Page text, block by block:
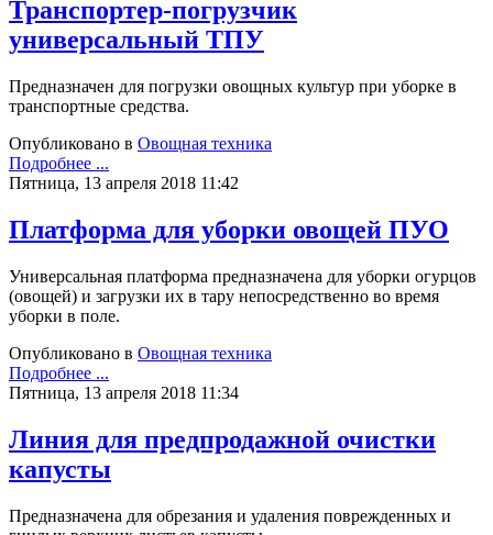
Транспортер-погрузчик
универсальный ТПУ
Предназначен для погрузки овощных культур при уборке в
транспортные средства.
Опубликовано в Овощная техника
Подробнее ...
Пятница, 13 апреля 2018 11:42
Платформа для уборки овощей ПУО
Универсальная платформа предназначена для уборки огурцов
(овощей) и загрузки их в тару непосредственно во время
уборки в поле.
Опубликовано в Овощная техника
Подробнее ...
Пятница, 13 апреля 2018 11:34
Линия для предпродажной очистки
капусты
Предназначена для обрезания и удаления поврежденных и